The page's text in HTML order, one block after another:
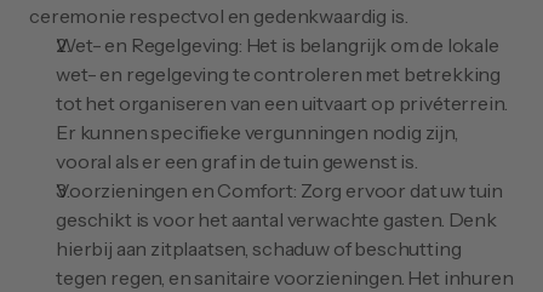
ceremonie respectvol en gedenkwaardig is.
Wet- en Regelgeving: Het is belangrijk om de lokale
wet- en regelgeving te controleren met betrekking
tot het organiseren van een uitvaart op privéterrein.
Er kunnen specifieke vergunningen nodig zijn,
vooral als er een graf in de tuin gewenst is.
Voorzieningen en Comfort: Zorg ervoor dat uw tuin
geschikt is voor het aantal verwachte gasten. Denk
hierbij aan zitplaatsen, schaduw of beschutting
tegen regen, en sanitaire voorzieningen. Het inhuren